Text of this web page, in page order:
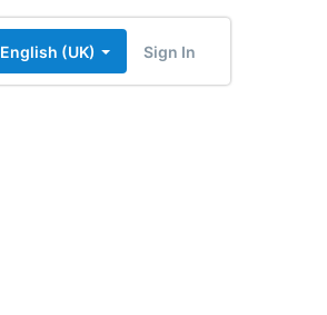
English (UK) Sign In